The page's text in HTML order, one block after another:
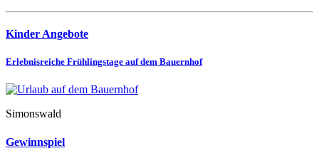
Kinder Angebote
Erlebnisreiche Frühlingstage auf dem Bauernhof
Simonswald
Gewinnspiel